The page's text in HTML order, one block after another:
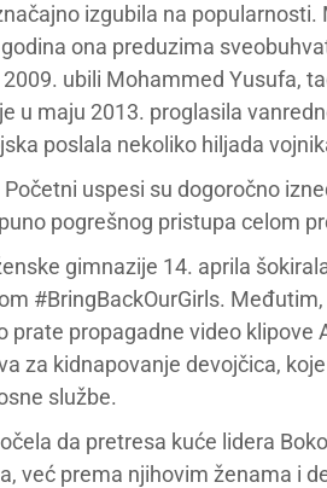
izgubila na
ona preduzima
ubili Mohammed Yusufa,
u maju 2013. proglasila
poslala nekoliko hiljada
uspesi su dogoročno
pogrešnog pristupa celom
gimnazije 14. aprila
#BringBackOurGirls.
prate propagadne video klipove
za kidnapovanje devojčica,
službe.
da pretresa kuće lidera
već prema njihovim ženama i